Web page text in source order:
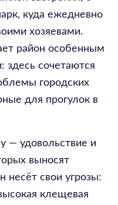
куда ежедневно
хозяевами.
район особенным
здесь сочетаются
городских
для прогулок в
— удовольствие и
выносят
свои угрозы:
клещевая